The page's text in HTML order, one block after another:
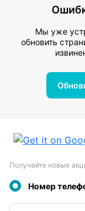
Мы уже
обновить
Получайте новые
Номер